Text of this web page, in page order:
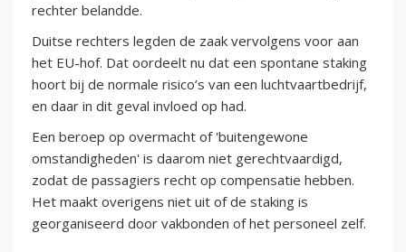
rechter belandde.
Duitse rechters legden de zaak vervolgens voor aan
het EU-hof. Dat oordeelt nu dat een spontane staking
hoort bij de normale risico’s van een luchtvaartbedrijf,
en daar in dit geval invloed op had.
Een beroep op overmacht of 'buitengewone
omstandigheden' is daarom niet gerechtvaardigd,
zodat de passagiers recht op compensatie hebben.
Het maakt overigens niet uit of de staking is
georganiseerd door vakbonden of het personeel zelf.